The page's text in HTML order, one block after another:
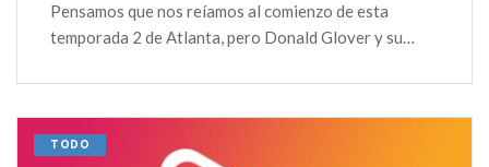
Pensamos que nos reíamos al comienzo de esta
temporada 2 de Atlanta, pero Donald Glover y su…
TODO